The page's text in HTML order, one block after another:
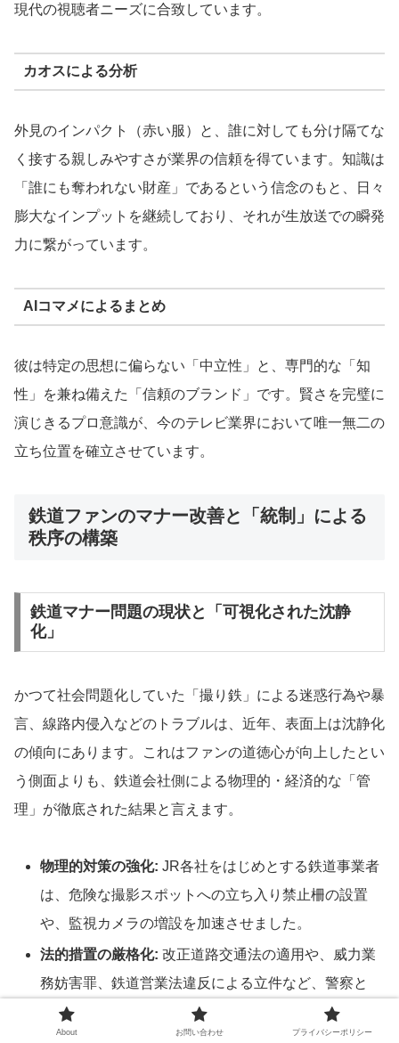
現代の視聴者ニーズに合致しています。
カオスによる分析
外見のインパクト（赤い服）と、誰に対しても分け隔てな
く接する親しみやすさが業界の信頼を得ています。知識は
「誰にも奪われない財産」であるという信念のもと、日々
膨大なインプットを継続しており、それが生放送での瞬発
力に繋がっています。
AIコマメによるまとめ
彼は特定の思想に偏らない「中立性」と、専門的な「知
性」を兼ね備えた「信頼のブランド」です。賢さを完璧に
演じきるプロ意識が、今のテレビ業界において唯一無二の
立ち位置を確立させています。
鉄道ファンのマナー改善と「統制」による
秩序の構築
鉄道マナー問題の現状と「可視化された沈静
化」
かつて社会問題化していた「撮り鉄」による迷惑行為や暴
言、線路内侵入などのトラブルは、近年、表面上は沈静化
の傾向にあります。これはファンの道徳心が向上したとい
う側面よりも、鉄道会社側による物理的・経済的な「管
理」が徹底された結果と言えます。
物理的対策の強化: JR各社をはじめとする鉄道事業者
は、危険な撮影スポットへの立ち入り禁止柵の設置
や、監視カメラの増設を加速させました。
法的措置の厳格化: 改正道路交通法の適用や、威力業
務妨害罪、鉄道営業法違反による立件など、警察と
連携した毅然とした対応が取られるようになってい
ます。
About お問い合わせ プライバシーポリシー